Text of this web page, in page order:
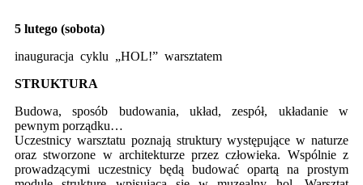
5 lutego (sobota)
inauguracja cyklu „HOL!” warsztatem
STRUKTURA
Budowa, sposób budowania, układ, zespół, układanie w
pewnym porządku…
Uczestnicy warsztatu poznają struktury występujące w naturze
oraz stworzone w architekturze przez człowieka. Wspólnie z
prowadzącymi uczestnicy będą budować opartą na prostym